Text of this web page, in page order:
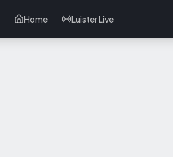
Home Luister Live